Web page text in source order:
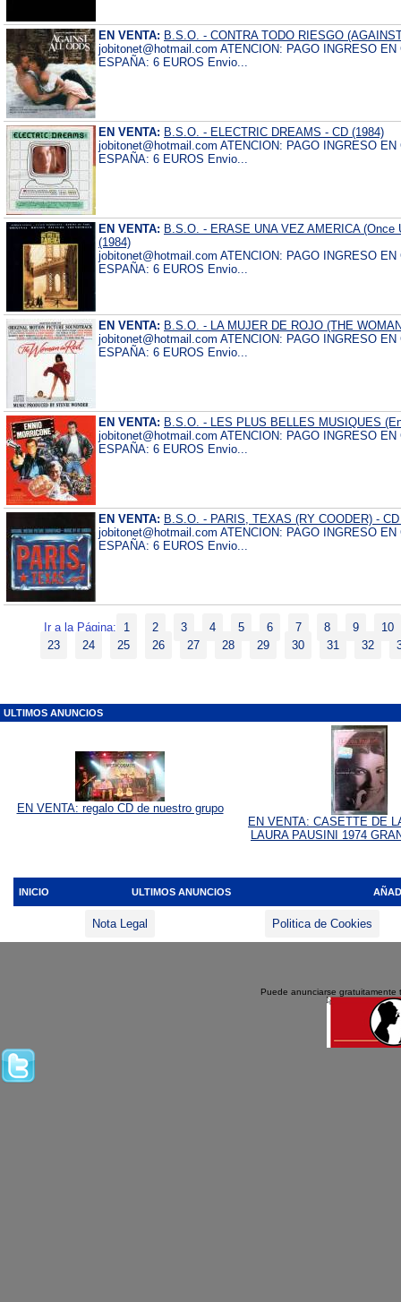
EN VENTA: B.S.O. - CONTRA TODO RIESGO
jobitonet@hotmail.com ATENCION: PAGO INGRESO
ESPAÑA: 6 EUROS Envio...
EN VENTA: B.S.O. - ELECTRIC DREAMS - CD (1984)
jobitonet@hotmail.com ATENCION: PAGO INGRESO
ESPAÑA: 6 EUROS Envio...
EN VENTA: B.S.O. - ERASE UNA VEZ AMERICA
(1984)
jobitonet@hotmail.com ATENCION: PAGO INGRESO
ESPAÑA: 6 EUROS Envio...
EN VENTA: B.S.O. - LA MUJER DE ROJO (THE
jobitonet@hotmail.com ATENCION: PAGO INGRESO
ESPAÑA: 6 EUROS Envio...
EN VENTA: B.S.O. - LES PLUS BELLES MUSIQUES
jobitonet@hotmail.com ATENCION: PAGO INGRESO
ESPAÑA: 6 EUROS Envio...
EN VENTA: B.S.O. - PARIS, TEXAS (RY COODER) - CD
jobitonet@hotmail.com ATENCION: PAGO INGRESO
ESPAÑA: 6 EUROS Envio...
Ir a la Página: 1 2 3 4 5 6 7 8 9
10
23
24 25 26 27 28 29 30 31 32
ULTIMOS ANUNCIOS
EN VENTA: regalo CD de nuestro grupo
EN VENTA: CASETTE DE
LAURA PAUSINI 1974
INICIO ULTIMOS ANUNCIOS
Nota Legal Politica de Cookies
Puede anunciarse